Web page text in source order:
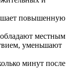
повышенную
местным
уменьшают
минут после